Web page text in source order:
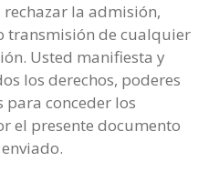
rechazar la admisión,
transmisión de cualquier
Usted manifiesta y
los derechos, poderes
conceder los
el presente documento